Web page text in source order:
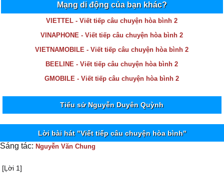
Mạng di động của bạn khác?
VIETTEL - Viết tiếp câu chuyện hòa bình 2
VINAPHONE - Viết tiếp câu chuyện hòa bình 2
VIETNAMOBILE - Viết tiếp câu chuyện hòa bình 2
BEELINE - Viết tiếp câu chuyện hòa bình 2
GMOBILE - Viết tiếp câu chuyện hòa bình 2
Tiểu sử Nguyễn Duyên Quỳnh
Lời bài hát "Viết tiếp câu chuyện hòa bình"
Sáng tác: Nguyễn Văn Chung
[Ļời 1]